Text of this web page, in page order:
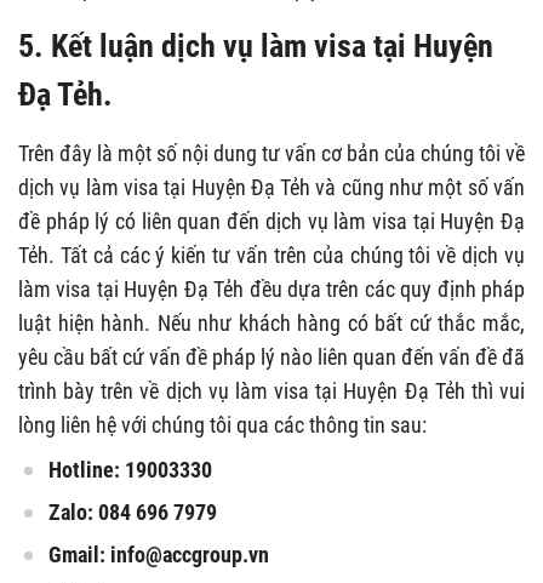
5. Kết luận dịch vụ làm visa tại Huyện
Đạ Tẻh.
Trên đây là một số nội dung tư vấn cơ bản của chúng tôi về
dịch vụ làm visa tại Huyện Đạ Tẻh và cũng như một số vấn
đề pháp lý có liên quan đến dịch vụ làm visa tại Huyện Đạ
Tẻh. Tất cả các ý kiến tư vấn trên của chúng tôi về dịch vụ
làm visa tại Huyện Đạ Tẻh đều dựa trên các quy định pháp
luật hiện hành. Nếu như khách hàng có bất cứ thắc mắc,
yêu cầu bất cứ vấn đề pháp lý nào liên quan đến vấn đề đã
trình bày trên về dịch vụ làm visa tại Huyện Đạ Tẻh thì vui
lòng liên hệ với chúng tôi qua các thông tin sau:
Hotline: 19003330
Zalo: 084 696 7979
Gmail: info@accgroup.vn